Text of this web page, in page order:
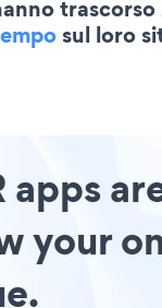
trascorso
sul loro
apps
your